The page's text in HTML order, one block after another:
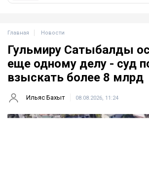
Главная Новости
Гульмиру Сатыбалды
еще одному делу - суд
взыскать более 8 млрд
Ильяс Бахыт 08.08.2026, 11:24